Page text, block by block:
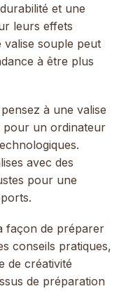
et une
leurs effets
souple peut
à être plus
à une valise
pour un ordinateur
avec des
pour une
façon de préparer
conseils pratiques,
de créativité
de préparation